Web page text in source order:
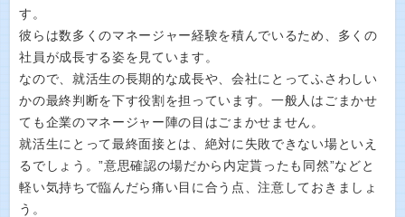
す。
彼らは数多くのマネージャー経験を積んでいるため、多くの
社員が成長する姿を見ています。
なので、就活生の長期的な成長や、会社にとってふさわしい
かの最終判断を下す役割を担っています。一般人はごまかせ
ても企業のマネージャー陣の目はごまかせません。
就活生にとって最終面接とは、絶対に失敗できない場といえ
るでしょう。”意思確認の場だから内定貰ったも同然”などと
軽い気持ちで臨んだら痛い目に合う点、注意しておきましょ
う。